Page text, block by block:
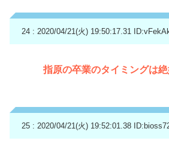
24 : 2020/04/21(火) 19:50:17.31
指原の卒業のタイミングは
25 : 2020/04/21(火) 19:52:01.38